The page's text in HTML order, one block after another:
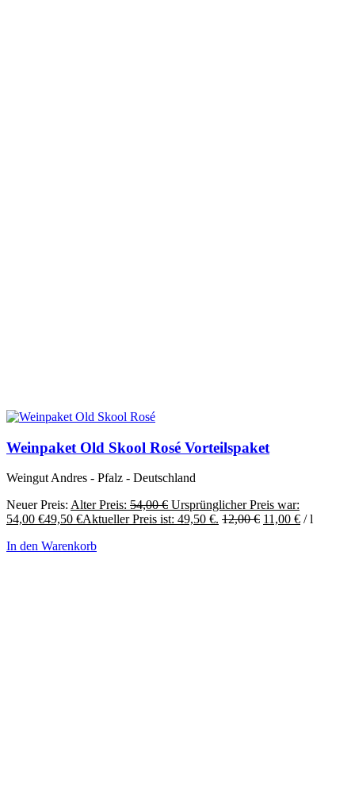
Weinpaket Old Skool Rosé Vorteilspaket
Weingut Andres - Pfalz - Deutschland
Neuer Preis: Alter Preis: 54,00€ Ursprünglicher Preis war:
54,00 €49,50 €Aktueller Preis ist: 49,50 €. 12,00€ 11,00 € /l
In den Warenkorb